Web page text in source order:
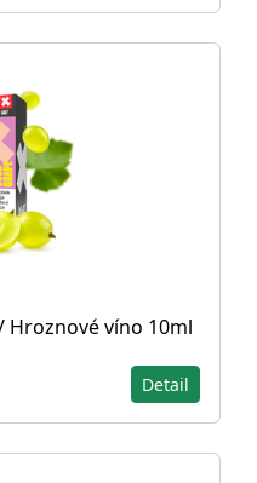
Hroznové víno 10ml
Detail